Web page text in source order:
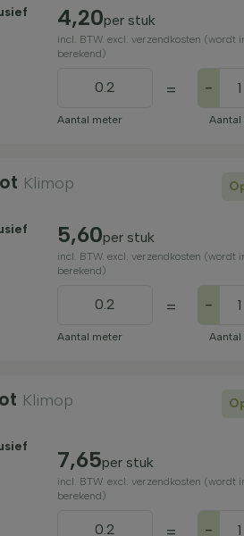
4,20per stuk
incl. BTW. excl. verzendkosten (wordt
berekend)
Aantal meter
= -
Aantal
Klimop
5,60per stuk
incl. BTW. excl. verzendkosten (wordt
berekend)
Aantal meter
= -
Aantal
Klimop
7,65per stuk
incl. BTW. excl. verzendkosten (wordt
berekend)
-